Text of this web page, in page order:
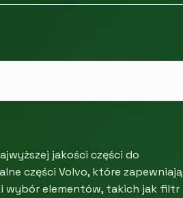
jakości części do
części Volvo, które zapewniają
wybór elementów, takich jak filtr